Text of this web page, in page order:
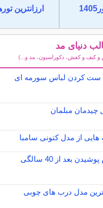
ارزانترین
دنیای مد
و کیف و کفش، دکوراسیون، مد و...)
ست کردن لباس سورمه ای
چیدمان مبلمان
هایی از مدل کتونی سامبا
بعد از 40 سالگی
مدل درب های چوبی